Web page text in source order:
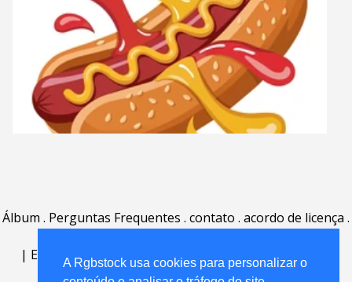
A Rgbstock usa cookies para personalizar o
Álbum . Perguntas Frequentes . contato . acordo de licença .
| English | Deutsch Español Português
Nederlands|